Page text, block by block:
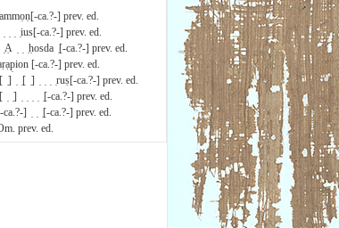
ca.?-] prev. ed.
̣ius[-ca.?-] prev. ed.
̣ḥosda ̣[-ca.?-] prev. ed.
[-ca.?-] prev. ed.
̣[ ̣] ̣ ̣[ ̣] ̣ ̣ ̣ ̣ruṣ[-ca.?-] prev. ed.
̣[ ̣ ̣] ̣ ̣ ̣ ̣ ̣[-ca.?-] prev. ed.
] ̣ ̣ ̣[-ca.?-] prev. ed.
prev. ed.